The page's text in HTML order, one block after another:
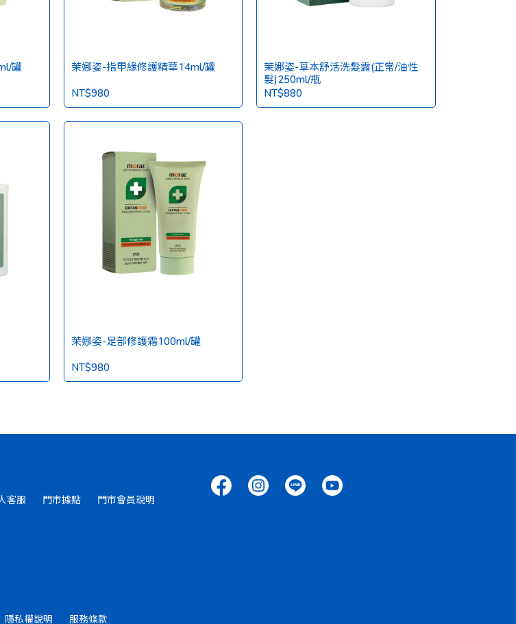
罐 茉娜姿-指甲緣修護精華14ml/罐
NT$980
茉娜姿-草本舒活洗髮露(正常/油性
髮)250ml/瓶
NT$880
茉娜姿-足部修護霜100ml/罐
NT$980
客服 門市據點
門市會員說明
隱私權說明 服務條款